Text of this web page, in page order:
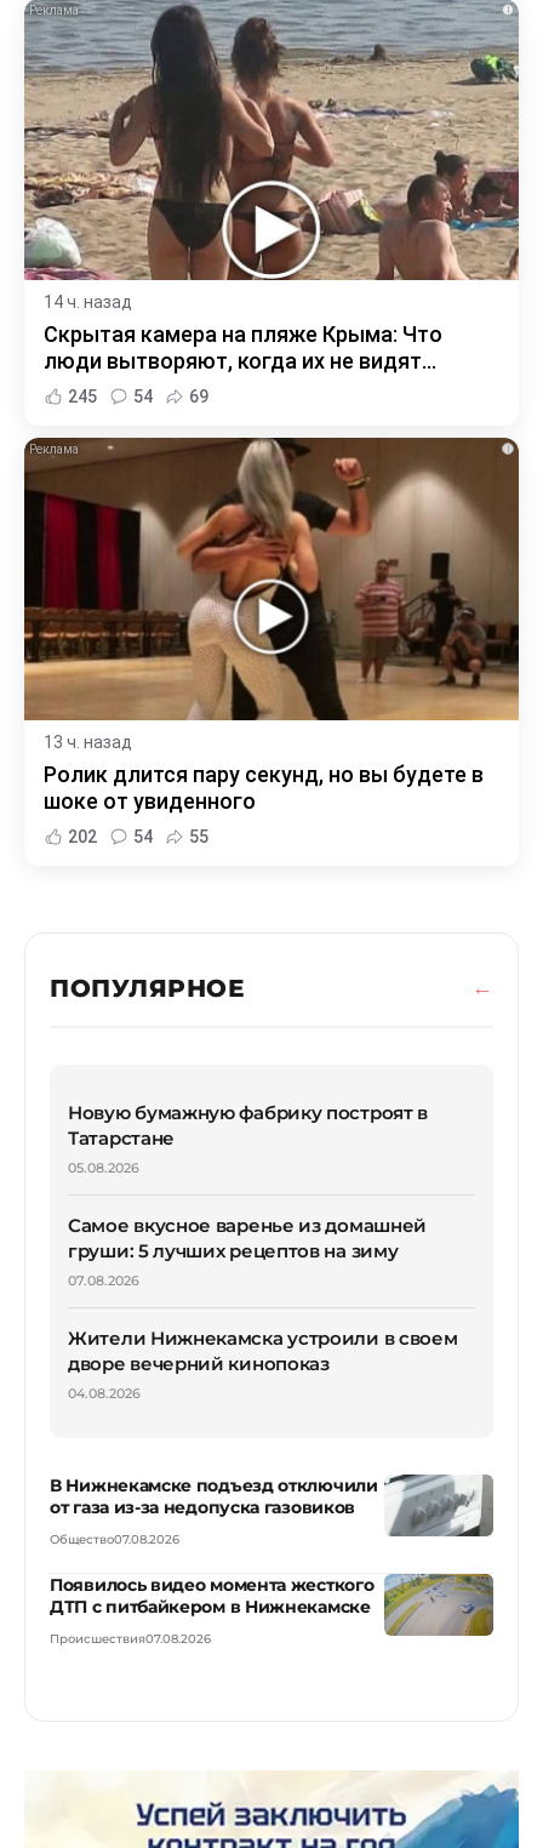
i
14 ч. назад
Скрытая камера на пляже Крыма: Что
люди вытворяют, когда их не видят...
245 54 69
i
13 ч. назад
Ролик длится пару секунд, но вы будете в
шоке от увиденного
202 54 55
ПОПУЛЯРНОЕ
Новую бумажную фабрику построят в
Татарстане
05.08.2026
Самое вкусное варенье из домашней
груши: 5 лучших рецептов на зиму
07.08.2026
Жители Нижнекамска устроили в своем
дворе вечерний кинопоказ
04.08.2026
В Нижнекамске подъезд отключили
от газа из-за недопуска газовиков
Общество07.08.2026
Появилось видео момента жесткого
ДТП с питбайкером в Нижнекамске
Происшествия07.08.2026